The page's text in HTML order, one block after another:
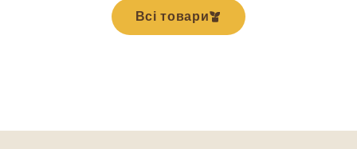
Всі товари